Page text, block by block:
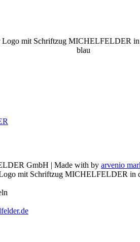
GmbH | Made with by arvenio